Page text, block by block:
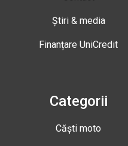
Știri & media
Finanțare UniCredit
Categorii
Căști moto